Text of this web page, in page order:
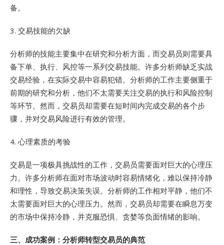
备。
3. 交易技能的欠缺
分析师的技能主要集中在研究和分析方面，而交易员则需要具
备下单、执行、风控等一系列交易技能。许多分析师缺乏实战
交易经验，在实际交易中容易犯错。分析师的工作主要侧重于
前期的研究和分析，他们不太需要关注交易的执行和风险控制
等环节。然而，交易员却需要在短时间内完成交易的各个步
骤，并对交易风险进行有效的管理。
4. 心理素质的考验
交易是一项极具挑战性的工作，交易员需要面对巨大的心理压
力。许多分析师在面对市场波动时容易情绪化，难以保持冷静
和理性，导致交易决策失误。分析师的工作相对平静，他们不
太需要面对巨大的心理压力。然而，交易员却需要在瞬息万变
的市场中保持冷静，并克服恐惧、贪婪等负面情绪的影响。
三、 成功案例：分析师转型交易员的典范